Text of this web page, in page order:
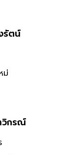
รัตน์
ม่
กรณ์